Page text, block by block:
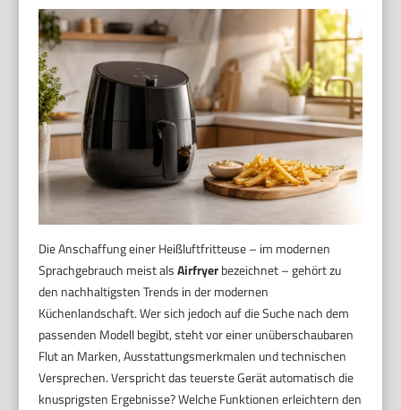
Die Anschaffung einer Heißluftfritteuse – im modernen
Sprachgebrauch meist alsAirfryerbezeichnet – gehört zu
den nachhaltigsten Trends in der modernen
Küchenlandschaft. Wer sich jedoch auf die Suche nach dem
passenden Modell begibt, steht vor einer unüberschaubaren
Flut an Marken, Ausstattungsmerkmalen und technischen
Versprechen. Verspricht das teuerste Gerät automatisch die
knusprigsten Ergebnisse? Welche Funktionen erleichtern den